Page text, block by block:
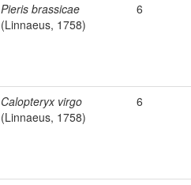
Pieris brassicae
(Linnaeus, 1758)
6
Calopteryx virgo
(Linnaeus, 1758)
6